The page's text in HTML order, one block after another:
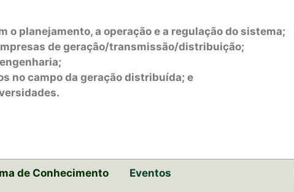
o planejamento, a operação e a regulação do sistema;
de geração/transmissão/distribuição;
no campo da geração distribuída; e
de Conhecimento Eventos